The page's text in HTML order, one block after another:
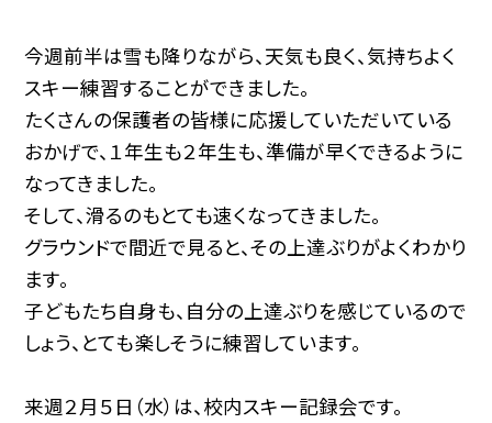
今週前半は雪も降りながら、天気も良く、気持ちよく
スキー練習することができました。
たくさんの保護者の皆様に応援していただいている
おかげで、１年生も２年生も、準備が早くできるように
なってきました。
そして、滑るのもとても速くなってきました。
グラウンドで間近で見ると、その上達ぶりがよくわかり
ます。
子どもたち自身も、自分の上達ぶりを感じているので
しょう、とても楽しそうに練習しています。
来週２月５日（水）は、校内スキー記録会です。